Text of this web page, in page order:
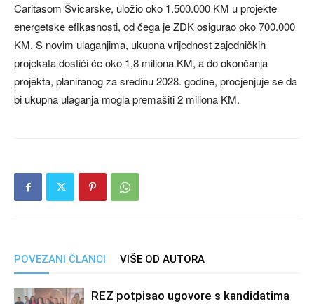
Caritasom Švicarske, uložio oko 1.500.000 KM u projekte
energetske efikasnosti, od čega je ZDK osigurao oko 700.000
KM. S novim ulaganjima, ukupna vrijednost zajedničkih
projekata dostići će oko 1,8 miliona KM, a do okončanja
projekta, planiranog za sredinu 2028. godine, procjenjuje se da
bi ukupna ulaganja mogla premašiti 2 miliona KM.
POVEZANI ČLANCI VIŠE OD AUTORA
REZ potpisao ugovore s kandidatima